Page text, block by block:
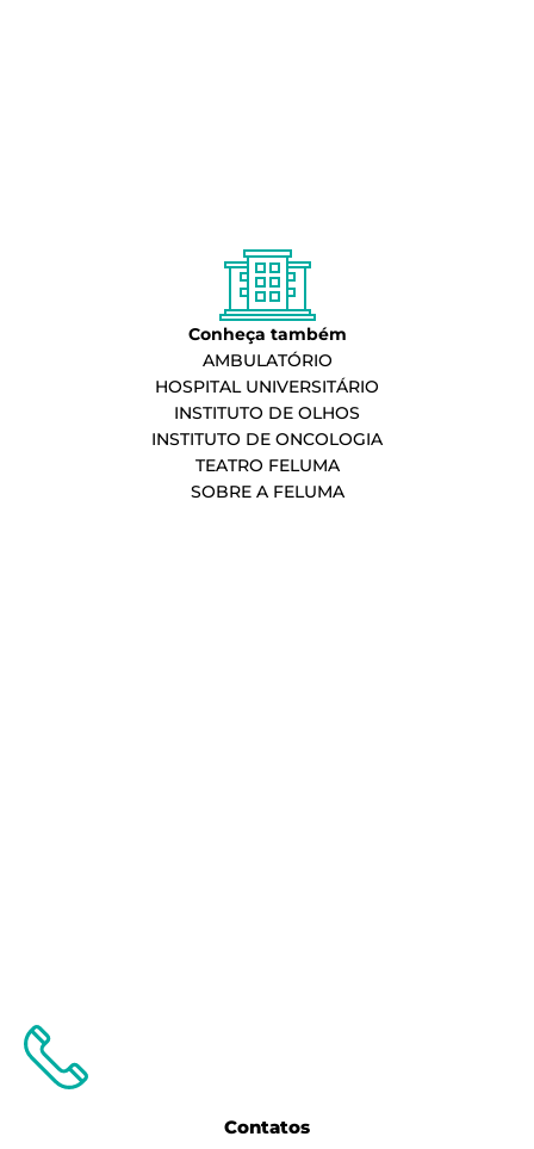
Conheça também
AMBULATÓRIO
HOSPITAL UNIVERSITÁRIO
INSTITUTO DE OLHOS
INSTITUTO DE ONCOLOGIA
TEATRO FELUMA
SOBRE A FELUMA
Contatos